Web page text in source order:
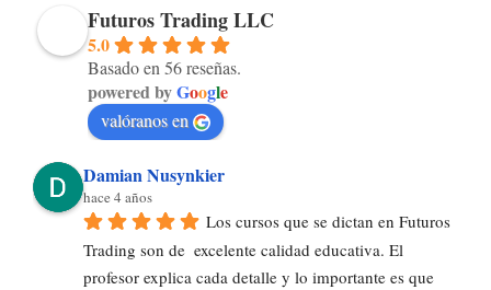
Futuros Trading LLC
5.0
Basado en 56 reseñas.
powered byGoogle
valóranos en
Damian Nusynkier
hace 4 años
Los cursos que se dictan en Futuros
Trading son de  excelente calidad educativa. El
profesor explica cada detalle y lo importante es que